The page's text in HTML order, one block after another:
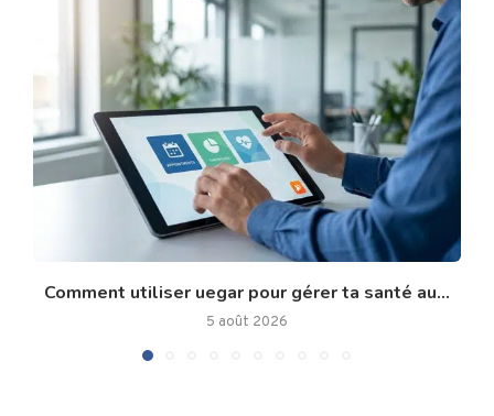
Comment utiliser uegar pour gérer ta santé au...
5 août 2026